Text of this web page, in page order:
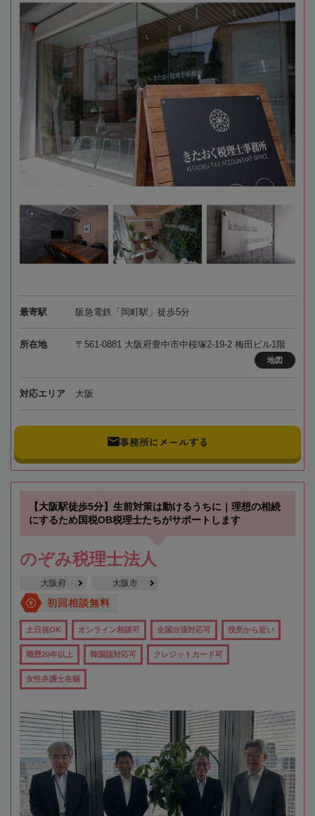
最寄駅 阪急電鉄「岡町駅」徒歩5分
所在地 〒561-0881 大阪府豊中市中桜塚2-19-2 梅田ビル1階
地図
対応エリア 大阪
事務所にメールする
【大阪駅徒歩5分】生前対策は動けるうちに｜理想の相続
にするため国税OB税理士たちがサポートします
のぞみ税理士法人
大阪府 大阪市
初回相談無料
土日祝OK オンライン相談可 全国出張対応可 役所から近い
職歴20年以上 韓国語対応可 クレジットカード可
女性弁護士在籍